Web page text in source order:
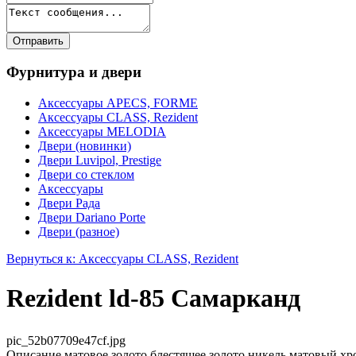
Фурнитура и двери
Аксессуары APECS, FORME
Аксессуары CLASS, Rezident
Аксессуары MELODIA
Двери (новинки)
Двери Luvipol, Prestige
Двери со стеклом
Аксессуары
Двери Рада
Двери Dariano Porte
Двери (разное)
Вернуться к: Аксессуары CLASS, Rezident
Rezident ld-85 Самарканд
pic_52b07709e47cf.jpg